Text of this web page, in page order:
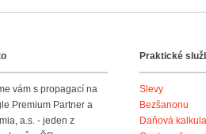
vám s propagací na
Premium Partner a
a.s. - jeden z
Praktické
Slevy
Bezšanonu
Daňová